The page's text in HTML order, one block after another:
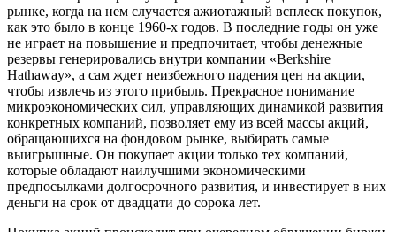
рынке, когда на нем случается ажиотажный всплеск покупок,
как это было в конце 1960-х годов. В последние годы он уже
не играет на повышение и предпочитает, чтобы денежные
резервы генерировались внутри компании «Berkshire
Hathaway», а сам ждет неизбежного падения цен на акции,
чтобы извлечь из этого прибыль. Прекрасное понимание
микроэкономических сил, управляющих динамикой развития
конкретных компаний, позволяет ему из всей массы акций,
обращающихся на фондовом рынке, выбирать самые
выигрышные. Он покупает акции только тех компаний,
которые обладают наилучшими экономическими
предпосылками долгосрочного развития, и инвестирует в них
деньги на срок от двадцати до сорока лет.